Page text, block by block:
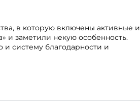
в которую включены активные и
и заметили некую особенность.
систему благодарности и